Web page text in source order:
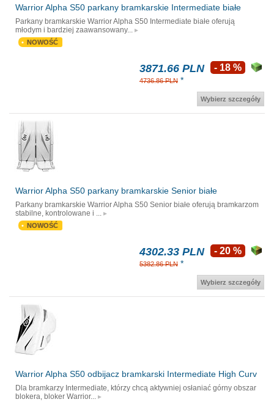
Warrior Alpha S50 parkany bramkarskie Intermediate białe
Parkany bramkarskie Warrior Alpha S50 Intermediate białe oferują
młodym i bardziej zaawansowany...
NOWOŚĆ
3871.66 PLN
4736.86 PLN *
- 18 %
Wybierz szczegóły
Warrior Alpha S50 parkany bramkarskie Senior białe
Parkany bramkarskie Warrior Alpha S50 Senior białe oferują bramkarzom
stabilne, kontrolowane i ...
NOWOŚĆ
4302.33 PLN
5382.86 PLN *
- 20 %
Wybierz szczegóły
Warrior Alpha S50 odbijacz bramkarski Intermediate High Curv
Dla bramkarzy Intermediate, którzy chcą aktywniej osłaniać górny obszar
blokera, bloker Warrior...